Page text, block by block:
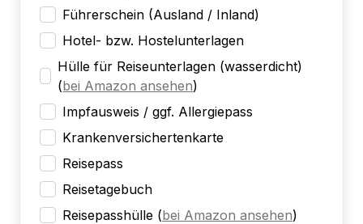
Führerschein (Ausland / Inland)
Hotel- bzw. Hostelunterlagen
Hülle für Reiseunterlagen (wasserdicht)
(bei Amazon ansehen)
Impfausweis / ggf. Allergiepass
Krankenversichertenkarte
Reisepass
Reisetagebuch
Reisepasshülle (bei Amazon ansehen)